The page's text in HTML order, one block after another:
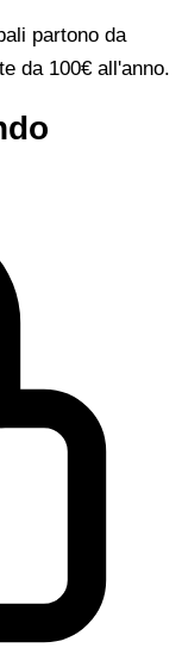
partono da
da 100€ all'anno.